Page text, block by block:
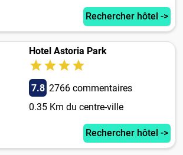
Rechercher hôtel ->
Hotel Astoria Park
7.8 2766 commentaires
0.35 Km du centre-ville
Rechercher hôtel ->